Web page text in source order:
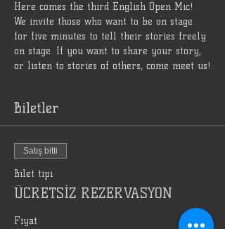
Here comes the third English Open Mic!
We invite those who want to be on stage
for five minutes to tell their stories freely
on stage. If you want to share your story,
or listen to stories of others, come meet us!
Biletler
Satış bitti
Bilet tipi
ÜCRETSİZ REZERVASYON
Fiyat